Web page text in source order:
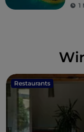
1
Restaurants